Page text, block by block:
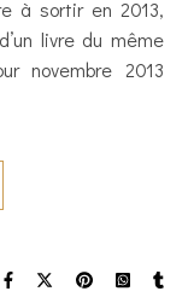
à sortir en 2013,
livre du même
novembre 2013